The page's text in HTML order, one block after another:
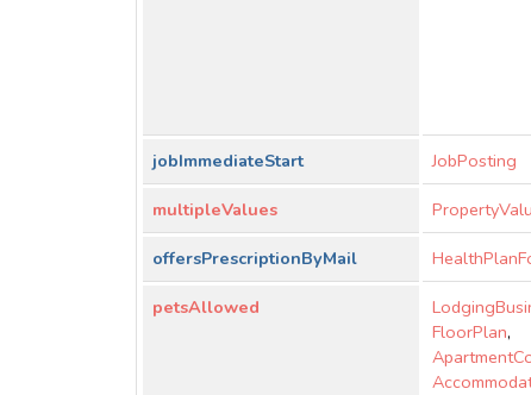
jobImmediateStart JobPosting
multipleValues
offersPrescriptionByMail
petsAllowed
FloorPlan,